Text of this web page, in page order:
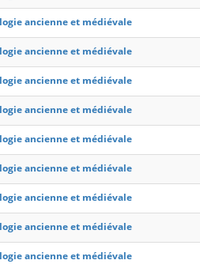
ancienne et médiévale
ancienne et médiévale
ancienne et médiévale
ancienne et médiévale
ancienne et médiévale
ancienne et médiévale
ancienne et médiévale
ancienne et médiévale
ancienne et médiévale